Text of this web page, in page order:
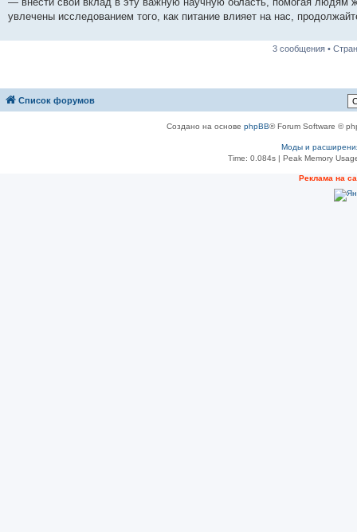
увлечены исследованием того, как питание влияет на нас,
3 сообщения •
Список форумов
Создано на основе phpBB® Forum Software ©
Моды и
Time: 0.084s| Peak Memory
Реклама на